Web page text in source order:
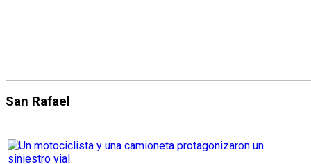
San Rafael